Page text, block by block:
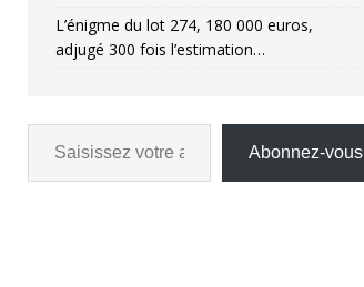
L’énigme du lot 274, 180 000 euros,
adjugé 300 fois l’estimation…
Abonnez-vous